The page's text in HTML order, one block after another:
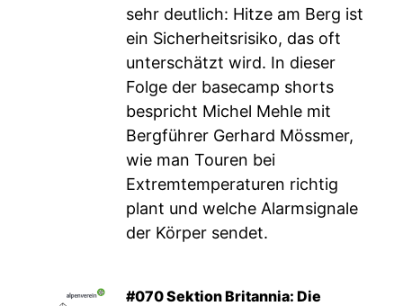
sehr deutlich: Hitze am Berg ist
ein Sicherheitsrisiko, das oft
unterschätzt wird. In dieser
Folge der basecamp shorts
bespricht Michel Mehle mit
Bergführer Gerhard Mössmer,
wie man Touren bei
Extremtemperaturen richtig
plant und welche Alarmsignale
der Körper sendet.
#070 Sektion Britannia: Die